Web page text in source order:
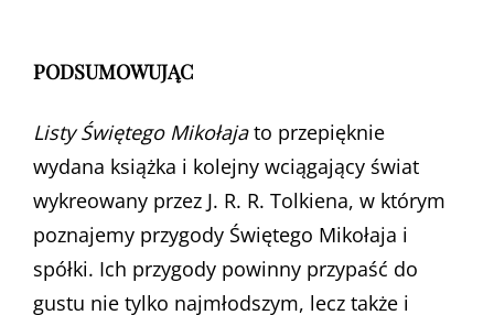
PODSUMOWUJĄC
Listy Świętego Mikołajato przepięknie
wydana książka i kolejny wciągający świat
wykreowany przez J. R. R. Tolkiena, w którym
poznajemy przygody Świętego Mikołaja i
spółki. Ich przygody powinny przypaść do
gustu nie tylko najmłodszym, lecz także i